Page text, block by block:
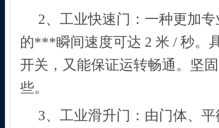
2、工业快速门：一种更加
的***瞬间速度可达 2 米 / 秒。
开关，又能保证运转畅通。坚
些。
3、工业滑升门：由门体、